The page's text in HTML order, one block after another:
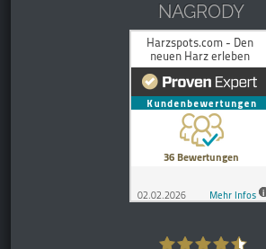
NAGRODY